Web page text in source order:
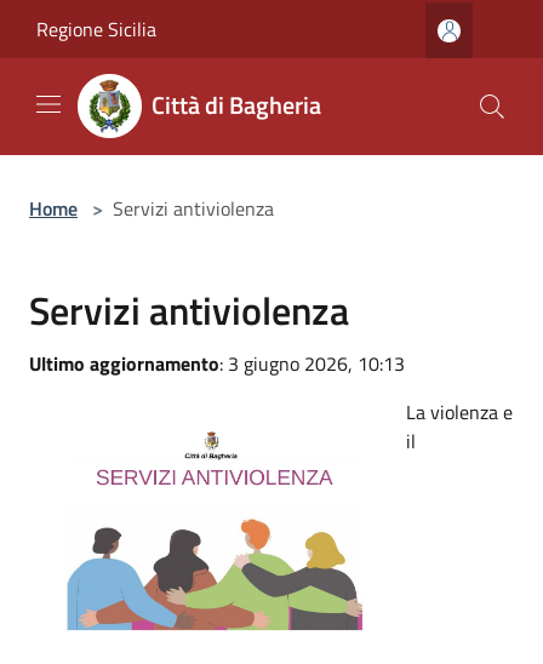
Regione Sicilia
Città di Bagheria
Home > Servizi antiviolenza
Servizi antiviolenza
Ultimo aggiornamento: 3 giugno 2026, 10:13
La violenza e
il